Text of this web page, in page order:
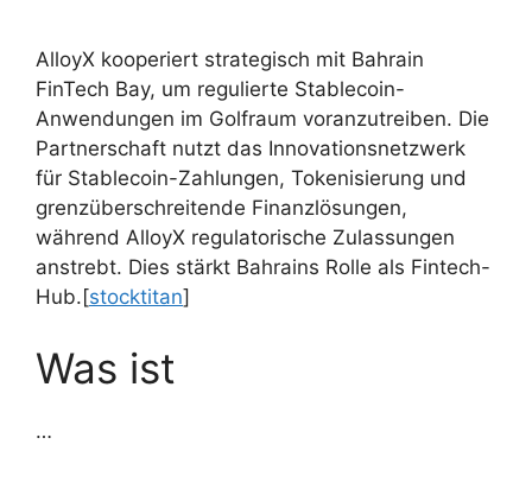
AlloyX kooperiert strategisch mit Bahrain
FinTech Bay, um regulierte Stablecoin-
Anwendungen im Golfraum voranzutreiben. Die
Partnerschaft nutzt das Innovationsnetzwerk
für Stablecoin-Zahlungen, Tokenisierung und
grenzüberschreitende Finanzlösungen,
während AlloyX regulatorische Zulassungen
anstrebt. Dies stärkt Bahrains Rolle als Fintech-
Hub. [stocktitan]​
Was ist
…